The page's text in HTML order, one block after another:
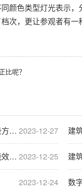
颜色类型灯光表示
次，更让参观者有一
比呢？
2023-12-27
？ 建
2023-12-25
？ 建
2023-12-24 数